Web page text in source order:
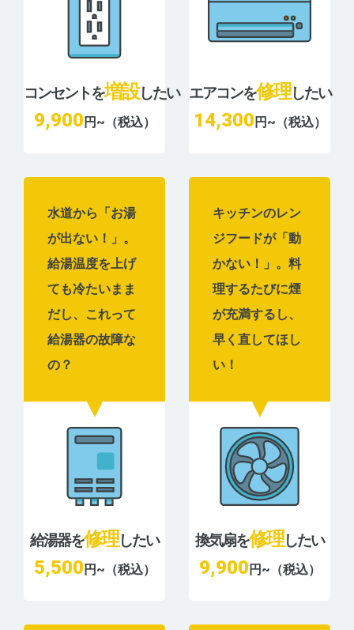
コンセントを増設したい
9,900 円~（税込）
エアコンを修理したい
14,300 円~（税込）
水道から「お湯
が出ない！」。
給湯温度を上げ
ても冷たいまま
だし、これって
給湯器の故障な
の？
給湯器を修理したい
5,500 円~（税込）
キッチンのレン
ジフードが「動
かない！」。料
理するたびに煙
が充満するし、
早く直してほし
い！
換気扇を修理したい
9,900 円~（税込）